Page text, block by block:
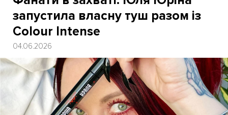
запустила власну туш разом із
Colour Intense
04.06.2026